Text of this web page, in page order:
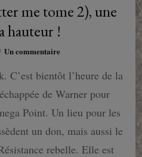
me tome 2), une
hauteur !
Un commentairesur
me
me
tome
une
suite
bientôt l’heure de la
de Warner pour
Point. Un lieu pour les
un don, mais aussi le
rebelle. Elle est